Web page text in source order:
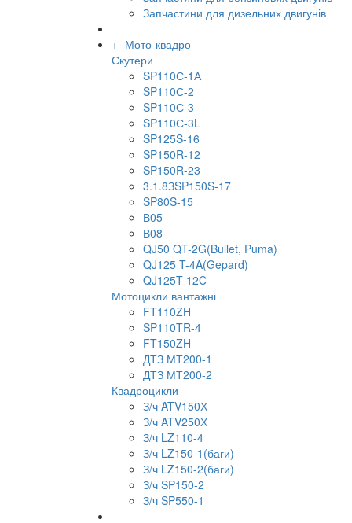
Запчастини для дизельних двигунів
+- Мото-квадро
Скутери
SP110С-1А
SP110С-2
SP110С-3
SP110С-3L
SP125S-16
SP150R-12
SP150R-23
3.1.8ЗSP150S-17
SP80S-15
В05
В08
QJ50 QT-2G(Bullet, Puma)
QJ125 T-4A(Gepard)
QJ125T-12C
Мотоцикли вантажні
FT110ZH
SP110TR-4
FT150ZH
ДТЗ МТ200-1
ДТЗ МТ200-2
Квадроцикли
З/ч ATV150Х
З/ч ATV250Х
З/ч LZ110-4
З/ч LZ150-1(баги)
З/ч LZ150-2(баги)
З/ч SP150-2
З/ч SP550-1